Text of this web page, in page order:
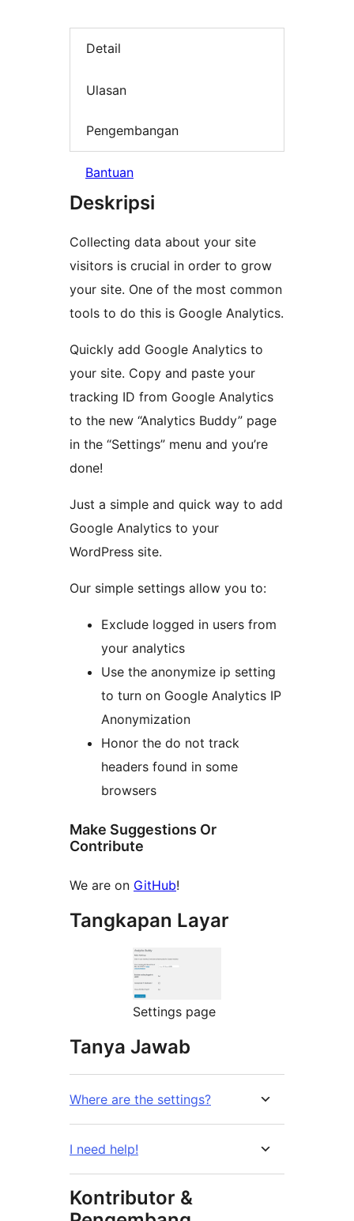
Detail
Ulasan
Pengembangan
Bantuan
Deskripsi
Collecting data about your site
visitors is crucial in order to grow
your site. One of the most common
tools to do this is Google Analytics.
Quickly add Google Analytics to
your site. Copy and paste your
tracking ID from Google Analytics
to the new “Analytics Buddy” page
in the “Settings” menu and you’re
done!
Just a simple and quick way to add
Google Analytics to your
WordPress site.
Our simple settings allow you to:
Exclude logged in users from
your analytics
Use the anonymize ip setting
to turn on Google Analytics IP
Anonymization
Honor the do not track
headers found in some
browsers
Make Suggestions Or
Contribute
We are on GitHub!
Tangkapan Layar
Settings page
Tanya Jawab
Where are the settings?
I need help!
Kontributor &